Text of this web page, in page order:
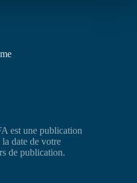
est une publication
date de votre
de publication.